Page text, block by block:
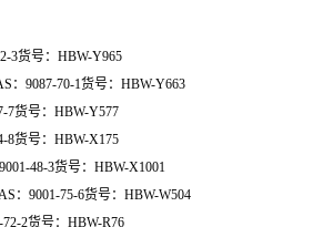
3货号：HBW-Y965
：9087-70-1货号：HBW-Y663
7货号：HBW-Y577
8货号：HBW-X175
48-3货号：HBW-X1001
：9001-75-6货号：HBW-W504
2货号：HBW-R76